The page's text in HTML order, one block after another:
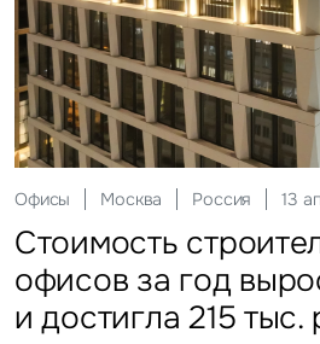
Офисы Москва Россия 13
Стоимость
офисов за год
и достигла 215 тыс.
Склады Москва Россия 12
Стоимость
складских объектов
остановила рост
Ритейл Москва Россия 20
Более трети
еженедельно
еду
Гостиницы Москва Россия
Столичные отели
доступнее
Инвестиции Москва Россия
ЗПИФы
замедлили темп